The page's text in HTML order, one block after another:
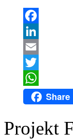
Facebook
LinkedIn
Email
Twitter
WhatsAppShare
Projekt